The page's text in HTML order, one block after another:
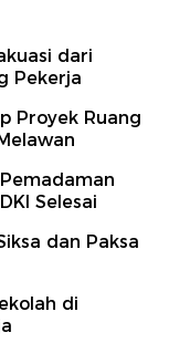
dari
Pekerja
Proyek Ruang
Selesai
dan Paksa
di